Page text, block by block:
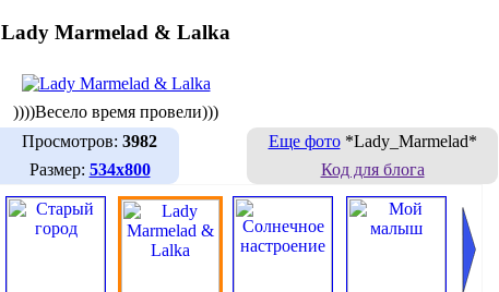
Lady Marmelad & Lalka
))))Весело время провели)))
Просмотров: 3982
Размер: 534х800
Еще фото*Lady_Marmelad*
Код для блога